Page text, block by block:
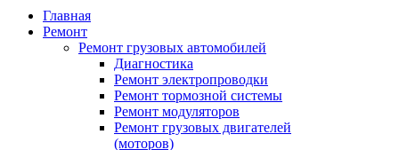
Главная
Ремонт
Ремонт грузовых автомобилей
Диагностика
Ремонт электропроводки
Ремонт тормозной системы
Ремонт модуляторов
Ремонт грузовых двигателей
(моторов)